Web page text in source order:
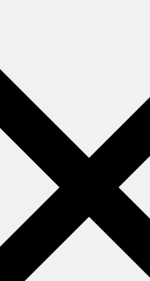
без жира стоит
И если «да»,
нарезать?
как-то коряво(
в рассоле
мучкалицы или
счёт длительного